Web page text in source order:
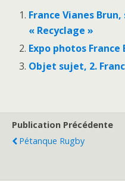
France Vianes
« Recyclage »
Expo photos France
Objet sujet, 2.
Publication Précédente
Pétanque Rugby